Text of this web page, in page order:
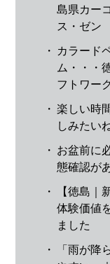
島県カー
ス・ゼン
・
カラード
ム・・・
フトワー
・ 楽しい時
しみたい
・ お盆前に
態確認が
・
【徳島｜
体験価値
ました
・
「雨が降